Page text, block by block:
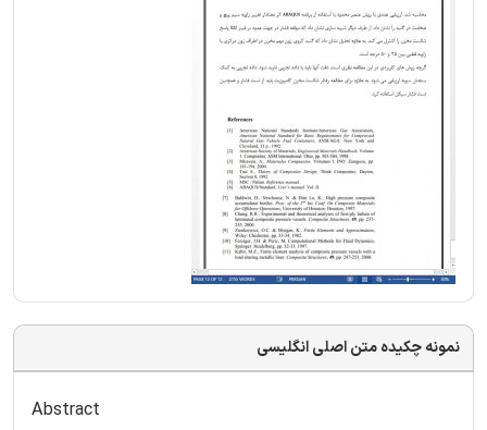
نمونه چکیده متن اصلی انگلیسی
Abstract